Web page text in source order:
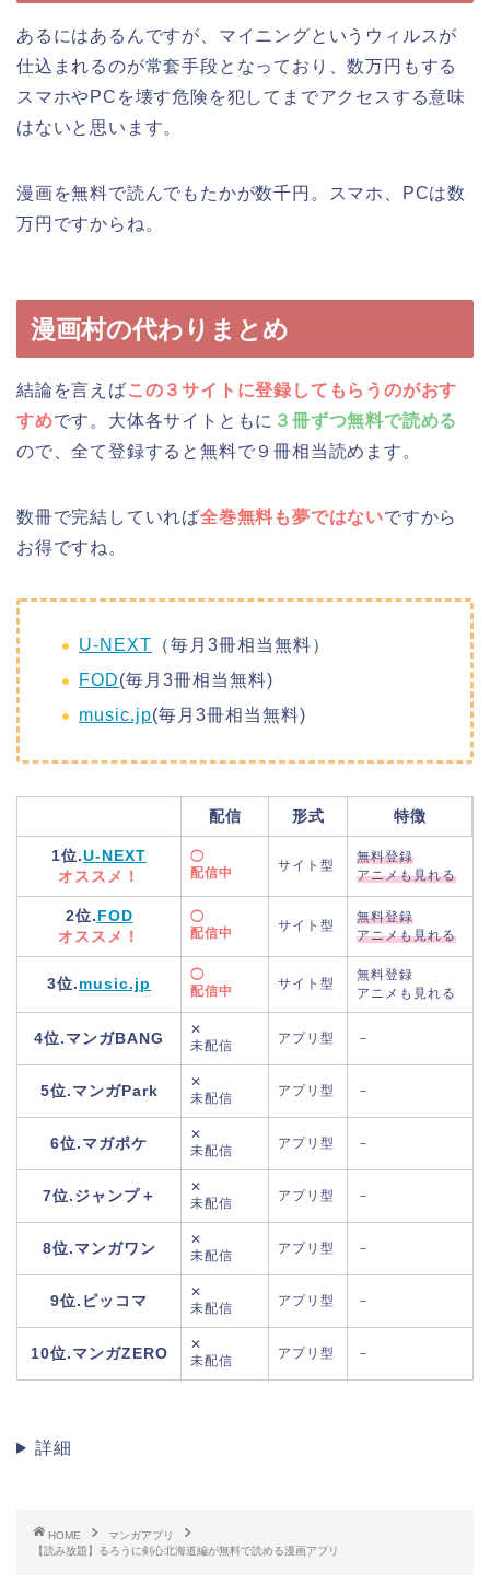
あるにはあるんですが、マイニングというウィルスが
仕込まれるのが常套手段となっており、数万円もする
スマホやPCを壊す危険を犯してまでアクセスする意味
はないと思います。
漫画を無料で読んでもたかが数千円。スマホ、PCは数
万円ですからね。
漫画村の代わりまとめ
結論を言えばこの３サイトに登録してもらうのがおす
すめです。大体各サイトともに ３冊ずつ無料で読める
ので、全て登録すると無料で９冊相当読めます。
数冊で完結していれば全巻無料も夢ではないですから
お得ですね。
U-NEXT （毎月3冊相当無料）
FOD(毎月3冊相当無料)
music.jp(毎月3冊相当無料)
配信 形式 特徴
1位.U-NEXT
オススメ！
◯
配信中
サイト型
無料登録
アニメも見れる
2位.FOD
オススメ！
◯
配信中
サイト型
無料登録
アニメも見れる
3位.music.jp
◯
配信中
サイト型
無料登録
アニメも見れる
4位.マンガBANG
✕
未配信
アプリ型 －
5位.マンガPark
✕
未配信
アプリ型 －
6位.マガポケ
✕
未配信
アプリ型 －
7位.ジャンプ＋
✕
未配信
アプリ型 －
8位.マンガワン
✕
未配信
アプリ型 －
9位.ピッコマ
✕
未配信
アプリ型 －
10位.マンガZERO
✕
未配信
アプリ型 －
詳細
HOME
マンガアプリ
【読み放題】るろうに剣心北海道編が無料で読める漫画アプリ